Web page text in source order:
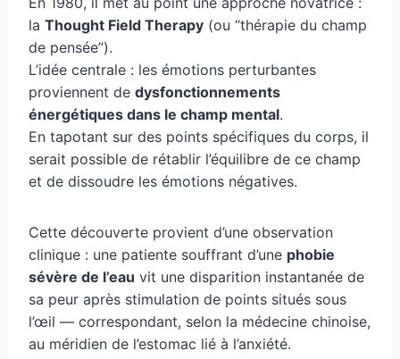
la Thought Field Therapy (ou “thérapie du champ
de pensée”).
L’idée centrale : les émotions perturbantes
proviennent de dysfonctionnements
énergétiques dans le champ mental.
En tapotant sur des points spécifiques du corps, il
serait possible de rétablir l’équilibre de ce champ
et de dissoudre les émotions négatives.
Cette découverte provient d’une observation
clinique : une patiente souffrant d’une phobie
sévère de l’eau vit une disparition instantanée de
sa peur après stimulation de points situés sous
l’œil — correspondant, selon la médecine chinoise,
au méridien de l’estomac lié à l’anxiété.